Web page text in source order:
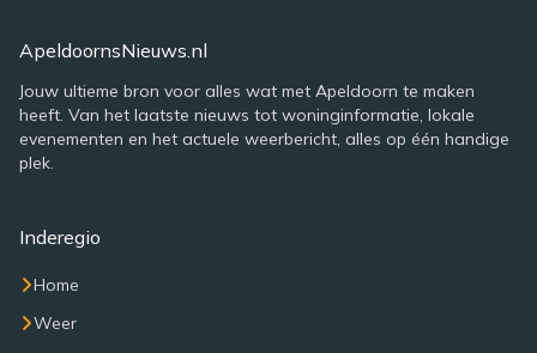
ApeldoornsNieuws.nl
Jouw ultieme bron voor alles wat met Apeldoorn te maken
heeft. Van het laatste nieuws tot woninginformatie, lokale
evenementen en het actuele weerbericht, alles op één handige
plek.
Inderegio
Home
Weer